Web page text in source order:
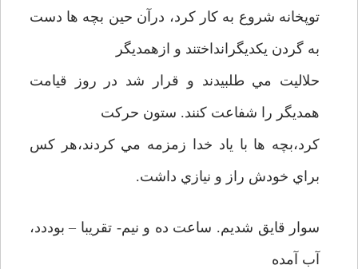
توپخانه شروع به کار کرد، درآن حين بچه ها دست
به گردن يکديگرانداختند و ازهمديگر
حلاليت مي طلبيدند و قرار شد در روز قيامت
همديگر را شفاعت کنند. ستون حرکت
کرد،بچه ها با ياد خدا زمزمه مي کردند،هر کس
براي خودش راز و نيازي داشت.
سوار قايق شديم. ساعت ده و نيم- تقريبا – بوددد،
آب آمده